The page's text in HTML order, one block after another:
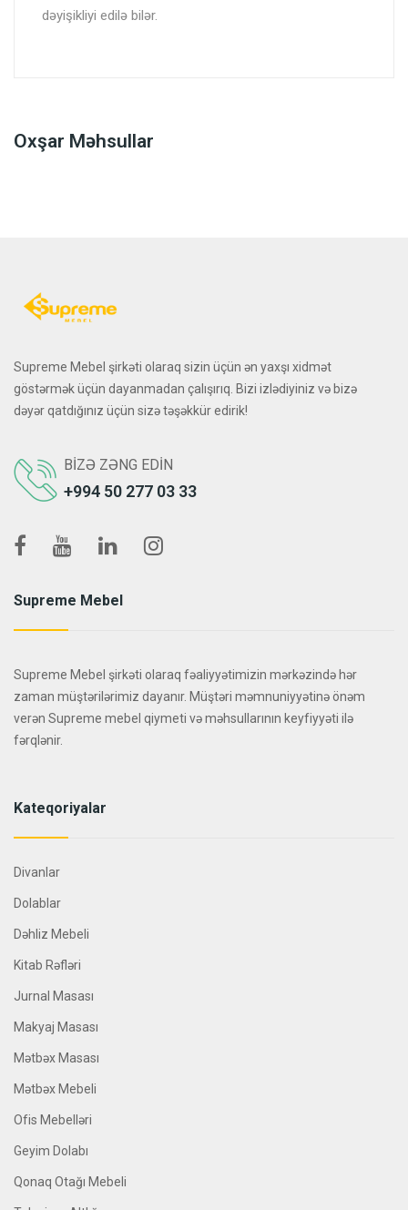
dəyişikliyi edilə bilər.
Oxşar Məhsullar
Supreme Mebel şirkəti olaraq sizin üçün ən yaxşı xidmət
göstərmək üçün dayanmadan çalışırıq. Bizi izlədiyiniz və bizə
dəyər qatdığınız üçün sizə təşəkkür edirik!
BIZƏ ZƏNG EDIN
+994 50 277 03 33
Supreme Mebel
Supreme Mebel şirkəti olaraq fəaliyyətimizin mərkəzində hər
zaman müştərilərimiz dayanır. Müştəri məmnuniyyətinə önəm
verən Supreme mebel qiymeti və məhsullarının keyfiyyəti ilə
fərqlənir.
Kateqoriyalar
Divanlar
Dolablar
Dəhliz Mebeli
Kitab Rəfləri
Jurnal Masası
Makyaj Masası
Mətbəx Masası
Mətbəx Mebeli
Ofis Mebelləri
Geyim Dolabı
Qonaq Otağı Mebeli